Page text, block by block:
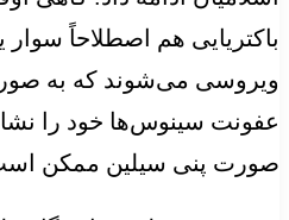
باکتریایی هم اصطلاحاً
ویروسی می‌شوند که به
عفونت سینوس‌ها خود را
صورت پنی سیلین ممکن